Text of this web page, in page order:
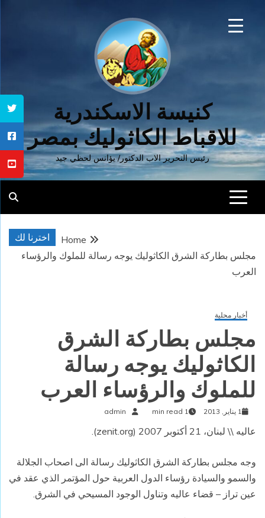
كنيسة الاسكندرية
للاقباط الكاثوليك بمصر
رئيس التحرير الاب الدكتور/ يؤانس لحظي جيد
اخترنا لك
Home
مجلس بطاركة الشرق الكاثوليك يوجه رسالة للملوك والرؤساء
العرب
أخبار محلية
مجلس بطاركة الشرق
الكاثوليك يوجه رسالة
للملوك والرؤساء العرب
1 يناير, 2013 1 min read
admin
عاليه \\ لبنان، 21 أكتوبر 2007 (zenit.org).
وجه مجلس بطاركة الشرق الكاثوليك رسالة الى اصحاب الجلالة
والسمو والسيادة رؤساء الدول العربية حول المؤتمر الذي عقد في
عين تراز – قضاء عاليه وتناول الوجود المسيحي في الشرق.